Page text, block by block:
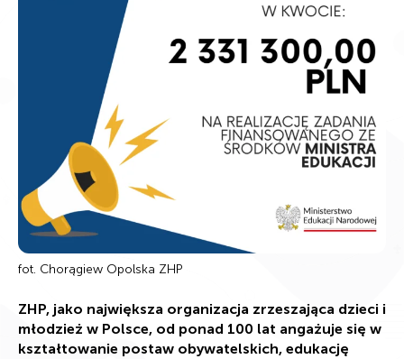
fot. Chorągiew Opolska ZHP
ZHP, jako największa organizacja zrzeszająca dzieci i
młodzież w Polsce, od ponad 100 lat angażuje się w
kształtowanie postaw obywatelskich, edukację